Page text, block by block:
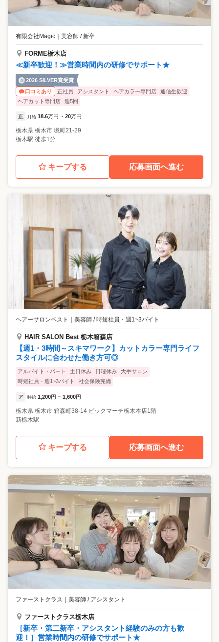
有限会社Magic 美容師 / 新卒
FORME栃木店
≪新卒歓迎！≫営業時間内の研修でサポート★
2026 SILVER賞受賞
口コミあり
正社員 アシスタント ヘアカラー専門店
通信生歓迎
ヘアカット専門店
週5回
正 月給 18.6万円 ~ 20万円
栃木県 栃木市 境町21-29
栃木駅 徒歩1分
キープする 応募画面へ進む
ヘアーサロンベスト ｜ 美容師 / 時短社員・週1~3バイト
HAIR SALON Best 栃木箱森店
【週1・3時間～スキマワーク】カットカラー専門ライフ
スタイルに合わせた働き方可◎
アルバイト・パート 土日休み 日曜休み
大手サロン
時短社員・週1~3バイト
社会保険完備
ア 時給 1,200円 ~ 1,600円
栃木県 栃木市 箱森町38-14 ビックマーチ栃木本店1階
新栃木駅
キープする 応募画面へ進む
ファーストクラス 美容師 / アシスタント
ファーストクラス栃木店
［新卒・第二新卒・アシスタント経験のみの方も歓
迎！］営業時間内の研修でサポート★